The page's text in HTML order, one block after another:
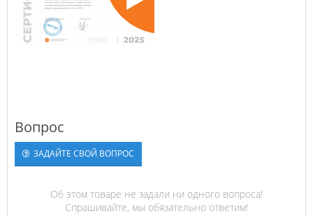
Вопрос
ЗАДАЙТЕ СВОЙ ВОПРОС
Об этом товаре не задали ни одного вопроса!
Спрашивайте, мы обязательно ответим!